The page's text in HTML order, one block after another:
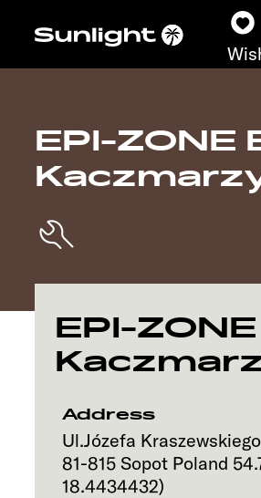
Models
Dealerslocator
Service
EPI-ZONE
EPI-
Address
Ul.Józefa
81-815 Sopot Poland
18.4434432)